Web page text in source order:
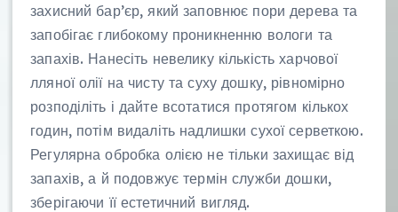
захисний бар’єр, який заповнює пори дерева та
запобігає глибокому проникненню вологи та
запахів. Нанесіть невелику кількість харчової
лляної олії на чисту та суху дошку, рівномірно
розподіліть і дайте всотатися протягом кількох
годин, потім видаліть надлишки сухої серветкою.
Регулярна обробка олією не тільки захищає від
запахів, а й подовжує термін служби дошки,
зберігаючи її естетичний вигляд.